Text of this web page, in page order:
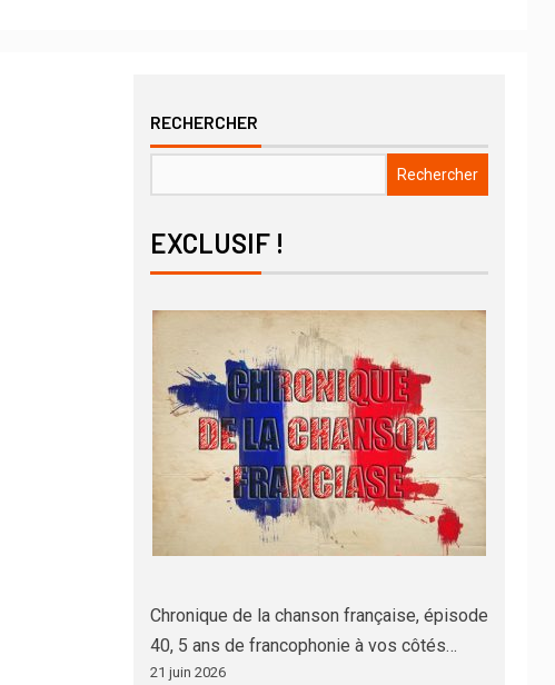
RECHERCHER
Rechercher
EXCLUSIF !
Chronique de la chanson française, épisode
40, 5 ans de francophonie à vos côtés…
21 juin 2026